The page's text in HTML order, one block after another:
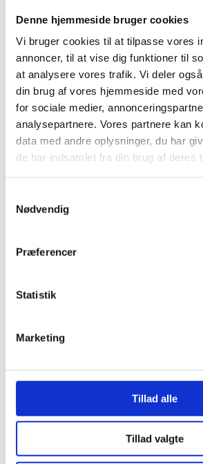
Denne hjemmeside bruger cookies
Vi bruger cookies til at tilpasse vores
annoncer, til at vise dig funktioner til
at analysere vores trafik. Vi deler
din brug af vores hjemmeside med
for sociale medier,
analysepartnere. Vores partnere kan
data med andre oplysninger, du har
de har indsamlet fra din brug af deres
Nødvendig
Præferencer
Statistik
Marketing
Tillad alle
Tillad valgte
connection with this event, on the
website and in social media. The
out that this consent can be revoked
Write to the Youth coordinator,
34
DAYS
19 37
DETALJER
Dato:
10:00 - 14:00
Begivenhed Kategori: Unge
+ GOOGLE